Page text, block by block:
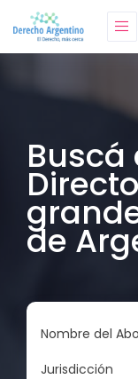
Buscá
de
Nombre del
Jurisdicción